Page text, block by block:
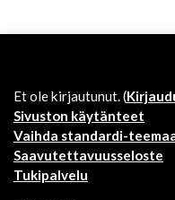
Et ole kirjautunut. (
Sivuston käytänteet
Vaihda standardi-
Saavutettavuusseloste
Tukipalvelu